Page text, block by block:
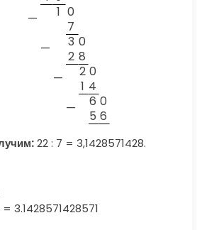
—
1 0
7
—
3 0
2 8
—
2 0
1 4
—
6 0
5 6
22 : 7 = 3,1428571428.
= 3.1428571428571